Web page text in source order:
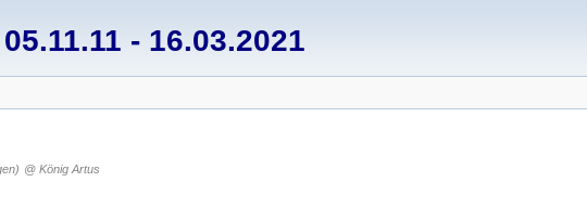
- 16.03.2021
@ König Artus